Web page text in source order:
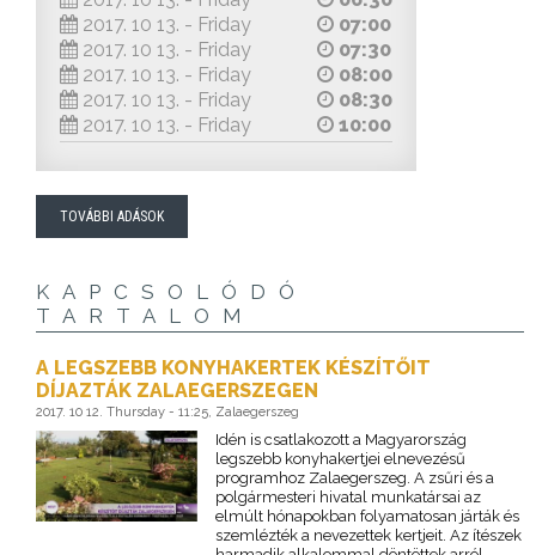
2017. 10 13. - Friday
07:00
2017. 10 13. - Friday
07:30
2017. 10 13. - Friday
08:00
2017. 10 13. - Friday
08:30
2017. 10 13. - Friday
10:00
TOVÁBBI ADÁSOK
KAPCSOLÓDÓ
TARTALOM
A LEGSZEBB KONYHAKERTEK KÉSZÍTŐIT
DÍJAZTÁK ZALAEGERSZEGEN
2017. 10 12. Thursday - 11:25, Zalaegerszeg
Idén is csatlakozott a Magyarország
legszebb konyhakertjei elnevezésű
programhoz Zalaegerszeg. A zsűri és a
polgármesteri hivatal munkatársai az
elmúlt hónapokban folyamatosan járták és
szemlézték a nevezettek kertjeit. Az ítészek